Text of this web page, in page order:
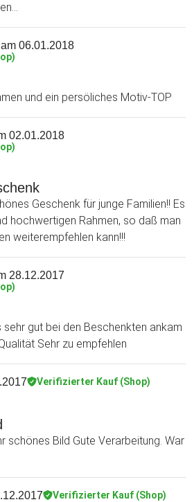
06.01.2018
und ein persöliches Motiv-TOP
02.01.2018
Geschenk für junge Familien!! Es
hochwertigen Rahmen, so daß man
weiterempfehlen kann!!!
28.12.2017
sehr gut bei den Beschenkten ankam
Sehr zu empfehlen
Verifizierter Kauf (Shop)
schönes Bild Gute Verarbeitung. War
Verifizierter Kauf (Shop)